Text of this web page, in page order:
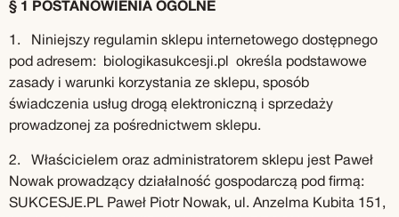
§ 1 POSTANOWIENIA OGÓLNE
1. Niniejszy regulamin sklepu internetowego dostępnego
pod adresem: biologikasukcesji.pl określa podstawowe
zasady i warunki korzystania ze sklepu, sposób
świadczenia usług drogą elektroniczną i sprzedaży
prowadzonej za pośrednictwem sklepu.
2. Właścicielem oraz administratorem sklepu jest Paweł
Nowak prowadzący działalność gospodarczą pod firmą:
SUKCESJE.PL Paweł Piotr Nowak, ul. Anzelma Kubita 151,